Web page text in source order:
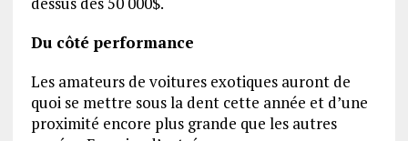
Du côté performance
Les amateurs de voitures exotiques auront de
quoi se mettre sous la dent cette année et d’une
proximité encore plus grande que les autres